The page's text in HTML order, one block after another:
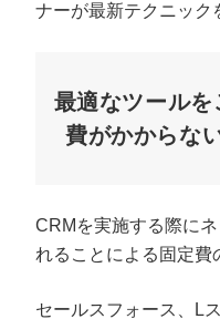
ナーが最新テクニック
最適なツール
費がかからな
CRMを実施する際に
れることによる固定費
セールスフォース、L